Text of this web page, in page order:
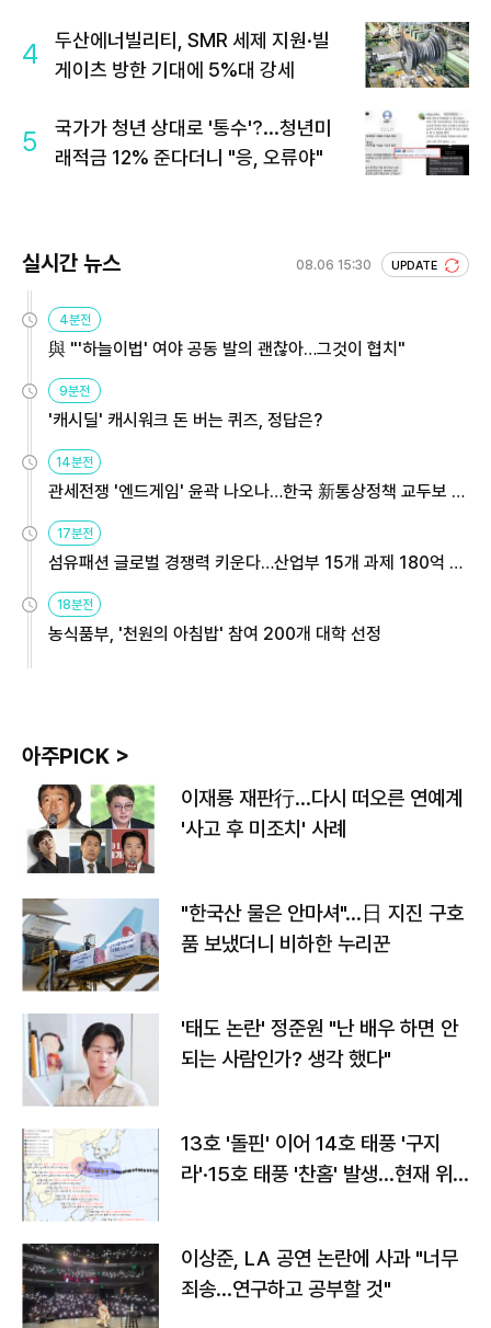
4
두산에너빌리티, SMR 세제 지원·빌
게이츠 방한 기대에 5%대 강세
5
국가가 청년 상대로 '통수'?...청년미
래적금 12% 준다더니 "응, 오류야"
실시간 뉴스 08.06 15:30 UPDATE
4분전
與 "'하늘이법' 여야 공동 발의 괜찮아…그것이 협치"
9분전
'캐시딜' 캐시워크 돈 버는 퀴즈, 정답은?
14분전
관세전쟁 '엔드게임' 윤곽 나오나…한국 新통상정책 교두보 활
17분전
섬유패션 글로벌 경쟁력 키운다…산업부 15개 과제 180억 지
18분전
농식품부, '천원의 아침밥' 참여 200개 대학 선정
아주PICK >
이재룡 재판行…다시 떠오른 연예계
'사고 후 미조치' 사례
"한국산 물은 안마셔"…日 지진 구호
품 보냈더니 비하한 누리꾼
'태도 논란' 정준원 "난 배우 하면 안
되는 사람인가? 생각 했다"
13호 '돌핀' 이어 14호 태풍 '구지
라'·15호 태풍 '찬홈' 발생…현재 위
이상준, LA 공연 논란에 사과 "너무
죄송…연구하고 공부할 것"